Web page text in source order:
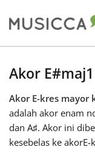
Български
Dansk
Akor
Akor E-kres mayor
adalah akor enam
dan A♯. Akor ini
kesebelas ke